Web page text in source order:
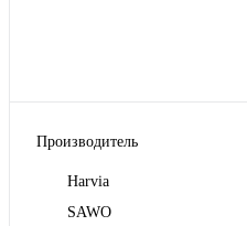
Производитель
Harvia
SAWO